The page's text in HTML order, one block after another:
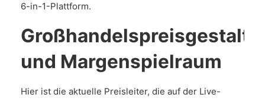
6-in-1-Plattform.
und Margenspielraum
Hier ist die aktuelle Preisleiter, die auf der Live-